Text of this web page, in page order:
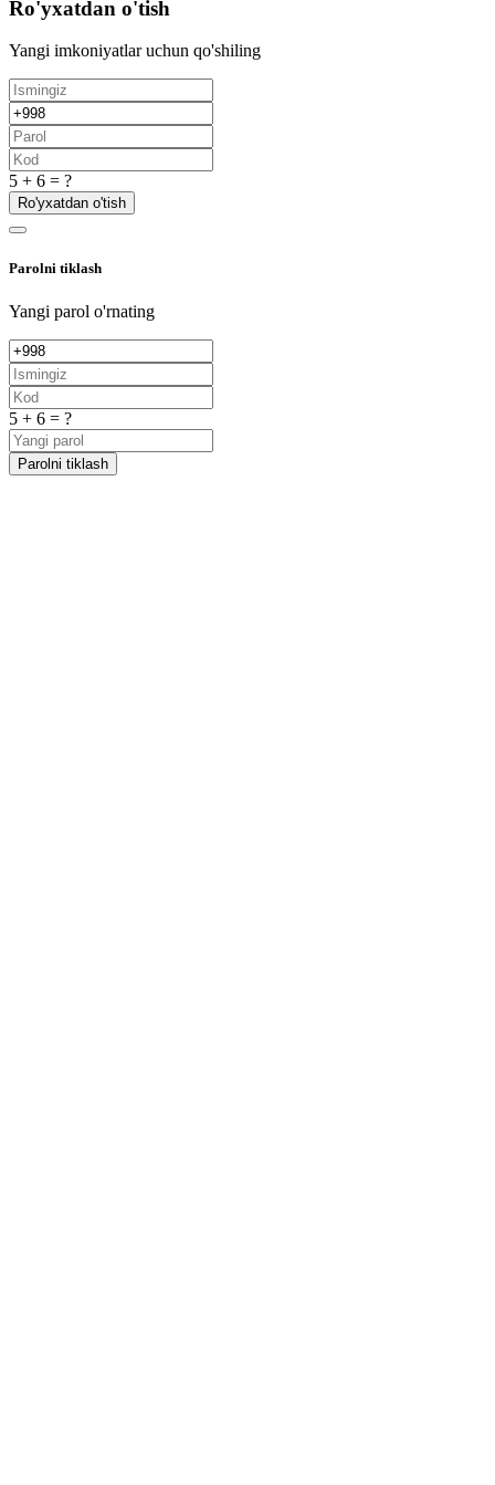
Ro'yxatdan o'tish
Yangi imkoniyatlar uchun qo'shiling
5 + 6 = ?
Ro'yxatdan o'tish
Parolni tiklash
Yangi parol o'rnating
5 + 6 = ?
Parolni tiklash